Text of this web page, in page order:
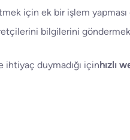
için ek bir işlem
bilgilerini
ihtiyaç duymadığı içinhızlı